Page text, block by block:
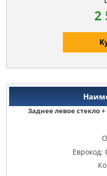
2
Заднее левое стекло
Еврокод: